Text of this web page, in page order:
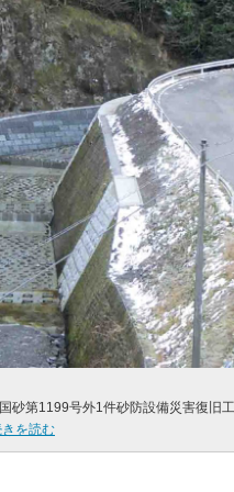
砂第1199号外1件砂防設備災害復旧
を読む